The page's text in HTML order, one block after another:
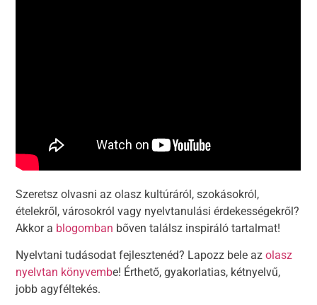
Szeretsz olvasni az olasz kultúráról, szokásokról,
ételekről, városokról vagy nyelvtanulási érdekességekről?
Akkor a blogomban bőven találsz inspiráló tartalmat!
Nyelvtani tudásodat fejlesztenéd? Lapozz bele azolasz
nyelvtan könyvembe! Érthető, gyakorlatias, kétnyelvű,
jobb agyféltekés.